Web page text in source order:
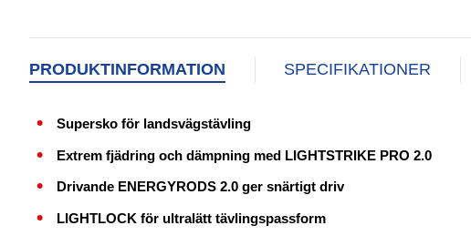
PRODUKTINFORMATION SPECIFIKATIONER
Supersko för landsvägstävling
Extrem fjädring och dämpning med LIGHTSTRIKE PRO 2.0
Drivande ENERGYRODS 2.0 ger snärtigt driv
LIGHTLOCK för ultralätt tävlingspassform